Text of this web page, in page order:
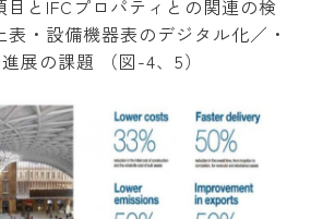
とIFCプロパティとの関連の検
・設備機器表のデジタル化／・
展の課題 （図-4、5）